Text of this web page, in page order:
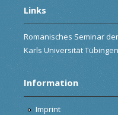
Links
Romanisches Seminar
Karls Universität Tübingen
Information
Imprint